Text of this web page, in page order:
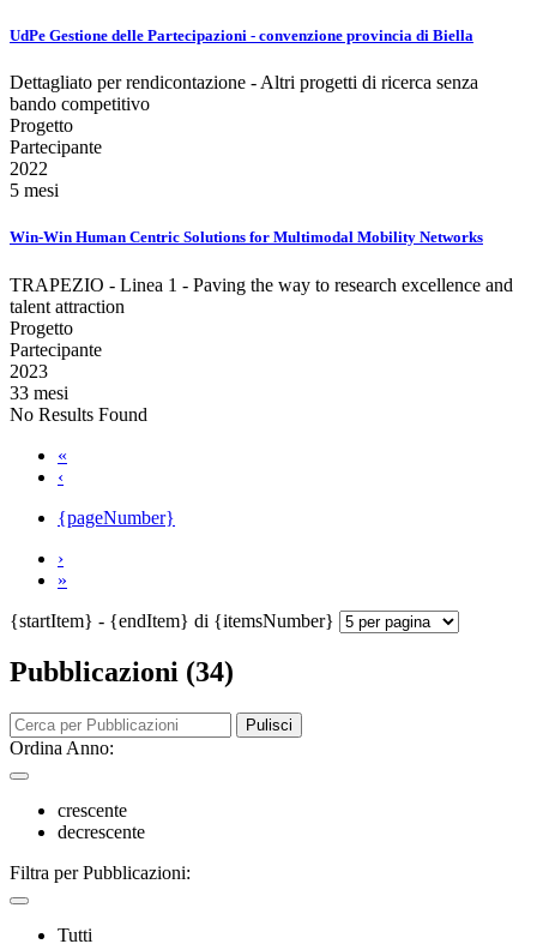
UdPe Gestione delle Partecipazioni - convenzione provincia di Biella
Dettagliato per rendicontazione - Altri progetti di ricerca senza
bando competitivo
Progetto
Partecipante
2022
5 mesi
Win-Win Human Centric Solutions for Multimodal Mobility Networks
TRAPEZIO - Linea 1 - Paving the way to research excellence and
talent attraction
Progetto
Partecipante
2023
33 mesi
No Results Found
«
‹
{pageNumber}
›
»
{startItem} - {endItem} di {itemsNumber}
Pubblicazioni (34)
Pulisci
Ordina Anno:
crescente
decrescente
Filtra per Pubblicazioni:
Tutti